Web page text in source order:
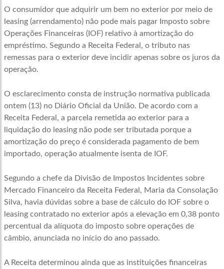
O consumidor que adquirir um bem no exterior por meio de
leasing (arrendamento) não pode mais pagar Imposto sobre
Operações Financeiras (IOF) relativo à amortização do
empréstimo. Segundo a Receita Federal, o tributo nas
remessas para o exterior deve incidir apenas sobre os juros da
operação.
O esclarecimento consta de instrução normativa publicada
ontem (13) no Diário Oficial da União. De acordo com a
Receita Federal, a parcela remetida ao exterior para a
liquidação do leasing não pode ser tributada porque a
amortização do preço é considerada pagamento de bem
importado, operação atualmente isenta de IOF.
Segundo a chefe da Divisão de Impostos Incidentes sobre
Mercado Financeiro da Receita Federal, Maria da Consolação
Silva, havia dúvidas sobre a base de cálculo do IOF sobre o
leasing contratado no exterior após a elevação em 0,38 ponto
percentual da alíquota do imposto sobre operações de
câmbio, anunciada no início do ano passado.
A Receita determinou ainda que as instituições financeiras